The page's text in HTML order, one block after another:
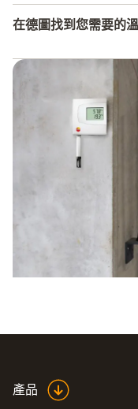
在德圖找到您需要的
如果您需要高品質的
求，我們可提供不同
的溫度變換器，用來
濕度和溫度變送器。
（在某些情況下可能
和加工工程領域，濕
產品